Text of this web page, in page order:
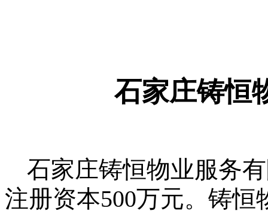
石家庄铸恒
石家庄铸恒物业服务
注册资本500万元。铸恒